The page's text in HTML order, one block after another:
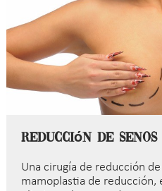
Reducción de Senos
Una cirugía de reducción
mamoplastia de reducción,